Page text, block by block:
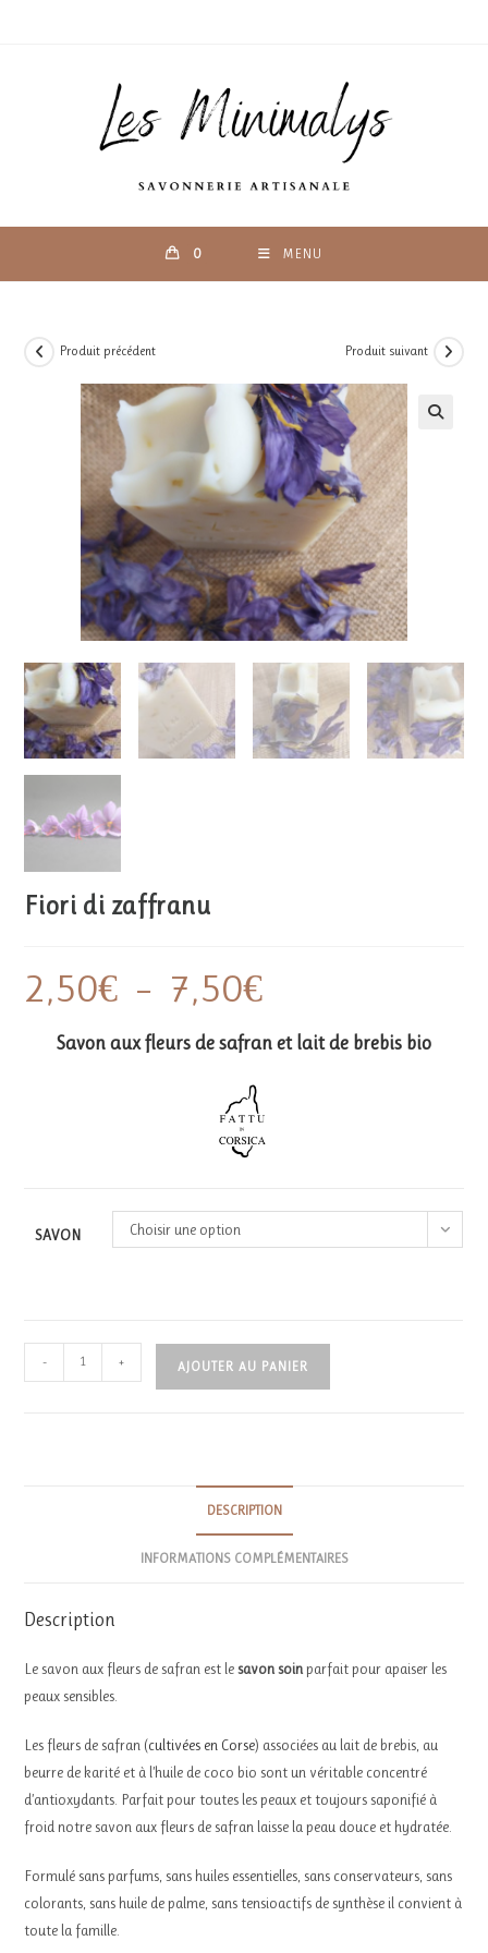
0 MENU
Produit précédent Produit suivant
Fiori di zaffranu
2,50€ – 7,50€prix :
à
7,50€
Savon aux fleurs de safran et lait de brebis bio
SAVON Choisir une option
de
- + AJOUTER AU PANIER
DESCRIPTION
INFORMATIONS COMPLÉMENTAIRES
Description
Le savon aux fleurs de safran est lesavon soinparfait pour apaiser les
peaux sensibles.
Les fleurs de safran (cultivées en Corse) associées au lait de brebis, au
beurre de karité et à l’huile de coco bio sont un véritable concentré
d’antioxydants. Parfait pour toutes les peaux et toujours saponifié à
froid notre savon aux fleurs de safran laisse la peau douce et hydratée.
Formulé sans parfums, sans huiles essentielles, sans conservateurs, sans
colorants, sans huile de palme, sans tensioactifs de synthèse il convient à
toute la famille.